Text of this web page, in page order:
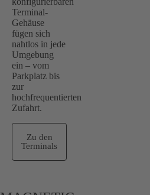
Terminal-
Gehäuse
fügen sich
nahtlos in jede
Umgebung
ein – vom
Parkplatz bis
zur
hochfrequentierten
Zufahrt.
Zu den
Terminals